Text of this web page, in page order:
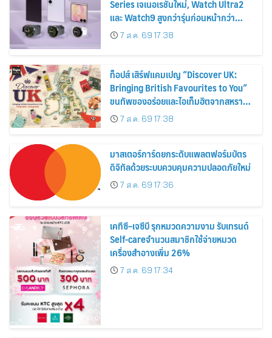
Series เจเนอเรชันใหม่, Watch Ultra2
และ Watch9 สูงกว่ารุ่นก่อนหน้ากว่า
30%7 ส.ค. 69 17:38
ท็อปส์ เสิร์ฟแคมเปญ “Discover UK:
Bringing British Favourites to You”
ขนทัพของอร่อยและไอเท็มฮิตจากสหราช
อาณาจักร ส่งตรงถึงมือตั้งแต่วันนี้ – 18
สิงหาคมนี้
7 ส.ค. 69 17:38
มาสเตอร์การ์ดยกระดับแพลตฟอร์มบัตร
ดิจิทัลด้วยระบบควบคุมความปลอดภัยใหม่
7 ส.ค. 69 17:36
เคทีซี–เจซีบี รุกหมวดความงาม รับเทรนด์
Self-careจำนวนสมาชิกใช้จ่ายหมวด
เครื่องสำอางเพิ่ม 26%
7 ส.ค. 69 17:34